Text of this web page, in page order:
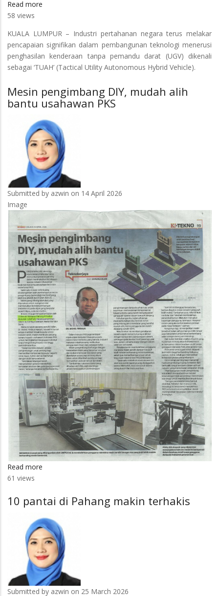
Read more
senyap
awasi
ancaman
58 views
KUALA LUMPUR – Industri pertahanan negara terus melakar
pencapaian signifikan dalam pembangunan teknologi menerusi
penghasilan kenderaan tanpa pemandu darat (UGV) dikenali
sebagai ‘TUAH’ (Tactical Utility Autonomous Hybrid Vehicle).
Mesin pengimbang DIY, mudah alih
bantu usahawan PKS
Submitted by azwin on 14 April 2026
Image
Read more
DIY,
alih
bantu
usahawan
PKS
61 views
10 pantai di Pahang makin terhakis
Submitted by azwin on 25 March 2026